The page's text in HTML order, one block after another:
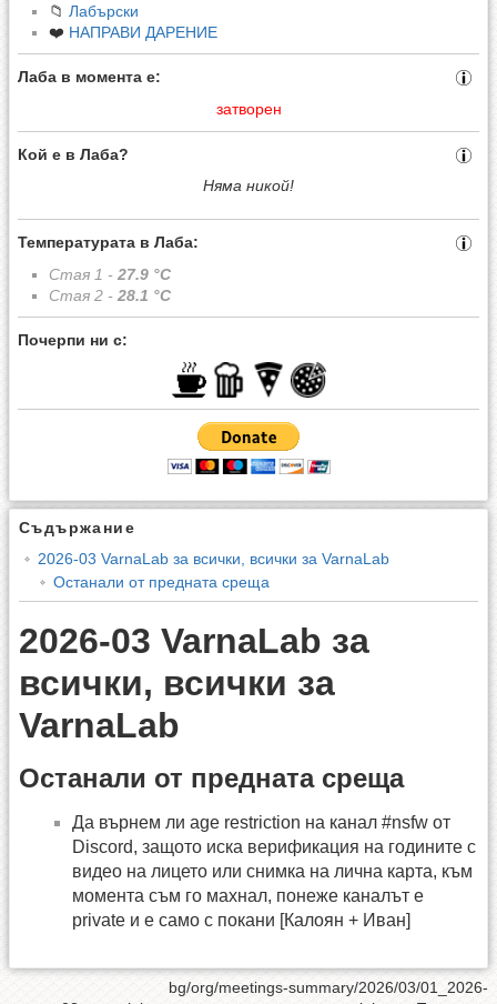
📁 Лабърски
❤️ НАПРАВИ ДАРЕНИЕ
Лаба в момента е:
затворен
Кой е в Лаба?
Няма никой!
Температурата в Лаба:
Стая 1 - 27.9 °C
Стая 2 - 28.1 °C
Почерпи ни с:
Съдържание
2026-03 VarnaLab за всички, всички за VarnaLab
Останали от предната среща
2026-03 VarnaLab за
всички, всички за
VarnaLab
Останали от предната среща
Да върнем ли age restriction на канал #nsfw от
Discord, защото иска верификация на годините с
видео на лицето или снимка на лична карта, към
момента съм го махнал, понеже каналът е
private и е само с покани [Калоян + Иван]
bg/org/meetings-summary/2026/03/01_2026-